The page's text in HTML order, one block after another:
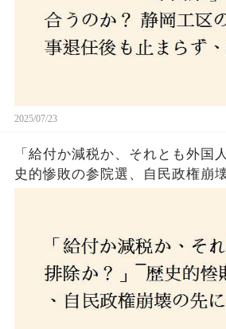
2025/07/23
「給付か減税か、それとも外
史的惨敗の参院選、自民政権崩